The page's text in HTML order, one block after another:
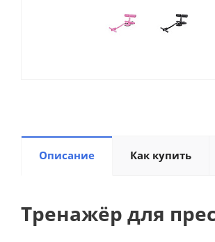
Описание Как купить
Тренажёр для